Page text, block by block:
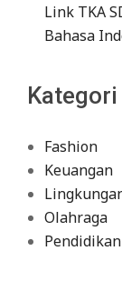
Link TKA
Bahasa
Kategori
Fashion
Keuangan
Olahraga
Pendidikan